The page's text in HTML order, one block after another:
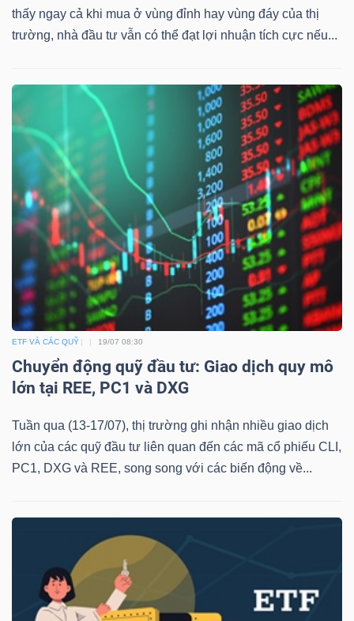
thấy ngay cả khi mua ở vùng đỉnh hay vùng đáy của thị
trường, nhà đầu tư vẫn có thể đạt lợi nhuận tích cực nếu...
ETF VÀ CÁC QUỸ 19/07 08:30
Chuyển động quỹ đầu tư: Giao dịch quy mô
lớn tại REE, PC1 và DXG
Tuần qua (13-17/07), thị trường ghi nhận nhiều giao dịch
lớn của các quỹ đầu tư liên quan đến các mã cổ phiếu CLI,
PC1, DXG và REE, song song với các biến động về...